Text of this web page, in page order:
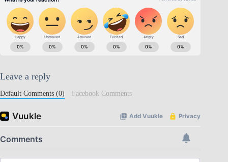
Leave a reply
Default Comments (0) Facebook Comments